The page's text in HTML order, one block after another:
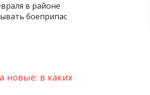
в районе
боеприпас
новые: в каких